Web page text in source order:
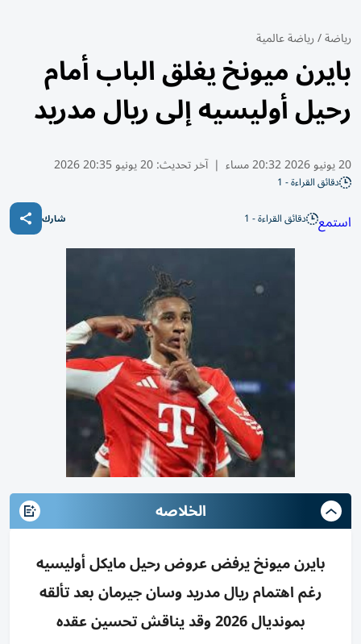
رياضة/رياضة عالمية
بايرن ميونخ يغلق الباب أمام
رحيل أوليسيه إلى ريال مدريد
20 يونيو 2026 20:32 مساء | آخر تحديث:20 يونيو 20:35 2026
دقائق القراءة - 1
استمع دقائق القراءة - 1 شارك
الخلاصه
بايرن ميونخ يرفض عروض رحيل مايكل أوليسيه
رغم اهتمام ريال مدريد وسان جيرمان بعد تألقه
بمونديال 2026 وقد يناقش تحسين عقده